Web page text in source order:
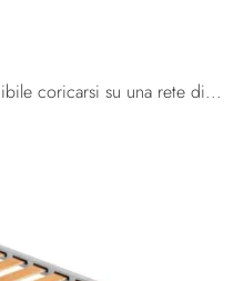
Per un sonno sano è imprescindibile coricarsi su una rete di grande qualità, adatta ai tuoi bisogni e che dia il giusto supporto alla tua spina ...